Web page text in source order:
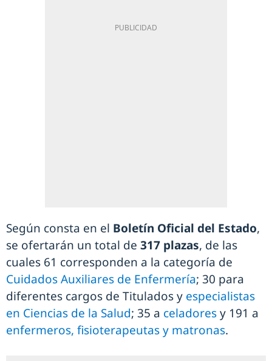
Según consta en el Boletín Oficial del Estado,
se ofertarán un total de 317 plazas, de las
cuales 61 corresponden a la categoría de
Cuidados Auxiliares de Enfermería; 30 para
diferentes cargos de Titulados y especialistas
en Ciencias de la Salud; 35 a celadoresy 191 a
enfermeros, fisioterapeutas y matronas.